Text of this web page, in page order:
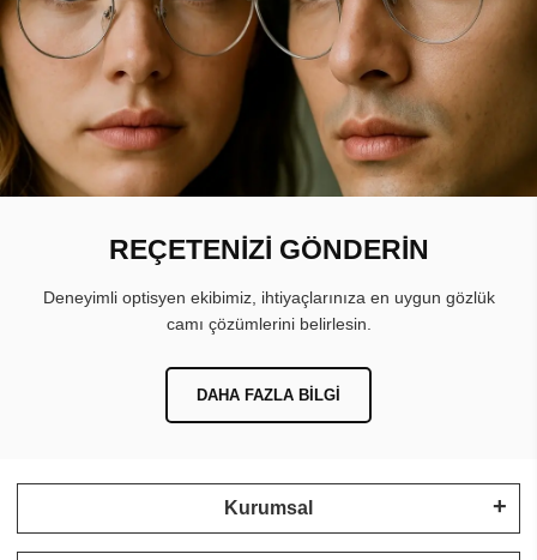
REÇETENİZİ GÖNDERİN
Deneyimli optisyen ekibimiz, ihtiyaçlarınıza en uygun gözlük
camı çözümlerini belirlesin.
DAHA FAZLA BILGI
Kurumsal